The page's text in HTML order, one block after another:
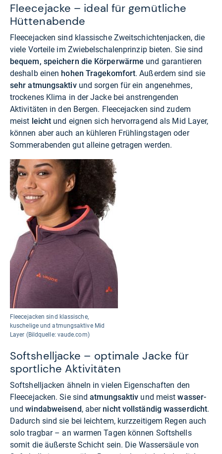
Fleecejacke – ideal für gemütliche
Hüttenabende
Fleecejacken sind klassische Zweitschichtenjacken, die
viele Vorteile im Zwiebelschalenprinzip bieten. Sie sind
bequem, speichern die Körperwärme und garantieren
deshalb einen hohen Tragekomfort. Außerdem sind sie
sehr atmungsaktivund sorgen für ein angenehmes,
trockenes Klima in der Jacke bei anstrengenden
Aktivitäten in den Bergen. Fleecejacken sind zudem
meist leicht und eignen sich hervorragend als Mid Layer,
können aber auch an kühleren Frühlingstagen oder
Sommerabenden gut alleine getragen werden.
Fleecejacken sind klassische,
kuschelige und atmungsaktive Mid
Layer (Bildquelle: vaude.com)
Softshelljacke – optimale Jacke für
sportliche Aktivitäten
Softshelljacken ähneln in vielen Eigenschaften den
Fleecejacken. Sie sindatmungsaktiv und meistwasser-
undwindabweisend, aber nicht vollständig wasserdicht.
Dadurch sind sie bei leichtem, kurzzeitigem Regen auch
solo tragbar – an warmen Tagen können Softshells
somit die äußerste Schicht sein. Die Wassersäule von